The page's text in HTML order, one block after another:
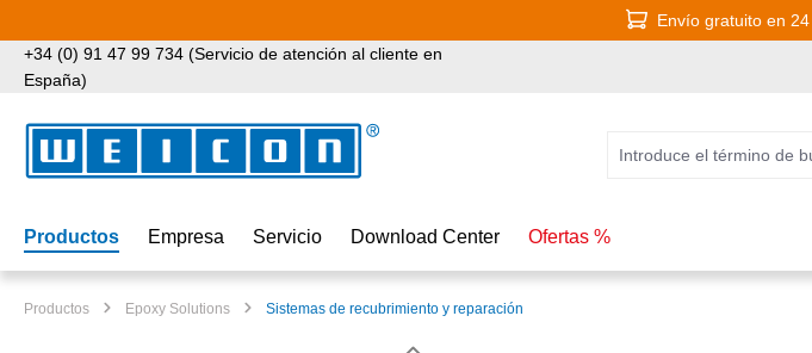
Envío gratuito en
+34 (0) 91 47 99 734 (Servicio de atención al cliente en
España)
Productos Empresa Servicio Download Center Ofertas %
Productos Epoxy Solutions Sistemas de recubrimiento y reparación